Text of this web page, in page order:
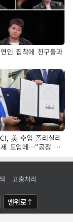
인 집착에 친구들과
美 수입 폴리실리
제 도입에…"공정 경
선 환영"
고충처리
맨위로↑